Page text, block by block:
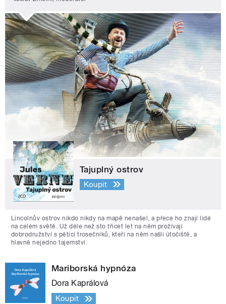
Tajuplný ostrov
Koupit
Lincolnův ostrov nikdo nikdy na mapě nenašel, a přece ho znají lidé
na celém světě. Už déle než sto třicet let na něm prožívají
dobrodružství s pěticí trosečníků, kteří na něm našli útočiště, a
hlavně nejedno tajemství.
Mariborská hypnóza
Dora Kaprálová
Koupit